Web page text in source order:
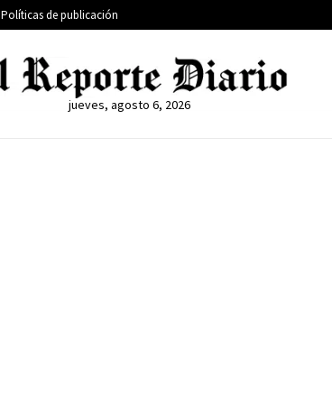
Políticas de publicación
jueves, agosto 6, 2026